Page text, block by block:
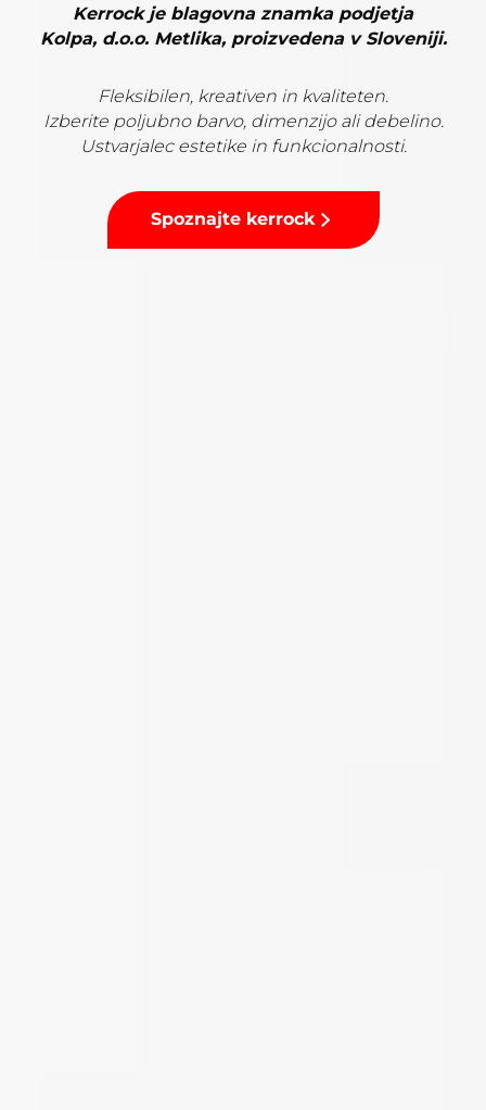
Kerrock je blagovna znamka podjetja
Kolpa, d.o.o. Metlika, proizvedena v Sloveniji.
Fleksibilen, kreativen in kvaliteten.
Izberite poljubno barvo, dimenzijo ali debelino.
Ustvarjalec estetike in funkcionalnosti.
Spoznajte kerrock